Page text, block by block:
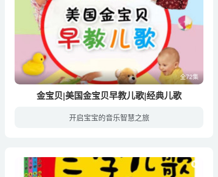
全72集
金宝贝|美国金宝贝早教儿歌|经典儿歌
开启宝宝的音乐智慧之旅